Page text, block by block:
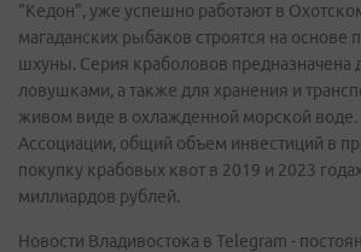
"Кедон", уже успешно работают в
магаданских рыбаков строятся на основе
шхуны. Серия краболовов предназначена
ловушками, а также для хранения и
живом виде в охлажденной морской
Ассоциации, общий объем инвестиций в
покупку крабовых квот в 2019 и 2023
миллиардов рублей.
Новости Владивостока в Telegram -